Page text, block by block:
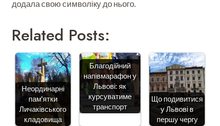
додала свою символіку до нього.
Related Posts:
Неординарні
пам'ятки
Личаківського
кладовища
Благодійний
напівмарафон у
Львові: як
курсуватиме
транспорт
Що подивитися
у Львові в
першу чергу